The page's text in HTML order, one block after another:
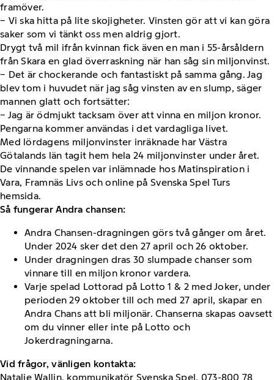
framöver.
− Vi ska hitta på lite skojigheter. Vinsten gör att vi kan göra
saker som vi tänkt oss men aldrig gjort.
Drygt två mil ifrån kvinnan fick även en man i 55-årsåldern
från Skara en glad överraskning när han såg sin miljonvinst.
− Det är chockerande och fantastiskt på samma gång. Jag
blev tom i huvudet när jag såg vinsten av en slump, säger
mannen glatt och fortsätter:
− Jag är ödmjukt tacksam över att vinna en miljon kronor.
Pengarna kommer användas i det vardagliga livet.
Med lördagens miljonvinster inräknade har Västra
Götalands län tagit hem hela 24 miljonvinster under året.
De vinnande spelen var inlämnade hos Matinspiration i
Vara, Framnäs Livs och online på Svenska Spel Turs
hemsida.
Så fungerar Andra chansen:
Andra Chansen-dragningen görs två gånger om året.
Under 2024 sker det den 27 april och 26 oktober.
Under dragningen dras 30 slumpade chanser som
vinnare till en miljon kronor vardera.
Varje spelad Lottorad på Lotto 1 & 2 med Joker, under
perioden 29 oktober till och med 27 april, skapar en
Andra Chans att bli miljonär. Chanserna skapas oavsett
om du vinner eller inte på Lotto och
Jokerdragningarna.
Vid frågor, vänligen kontakta:
Natalie Wallin, kommunikatör Svenska Spel, 073-800 78